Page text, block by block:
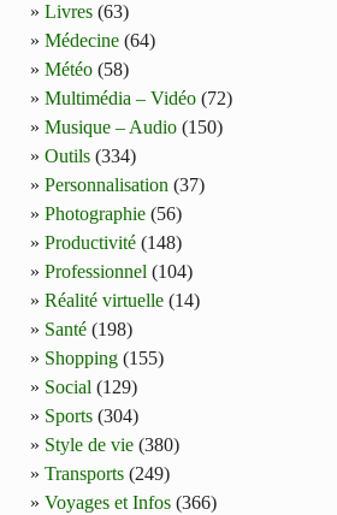
Livres (63)
Médecine (64)
Météo (58)
Multimédia – Vidéo (72)
Musique – Audio (150)
Outils (334)
Personnalisation (37)
Photographie (56)
Productivité (148)
Professionnel (104)
Réalité virtuelle (14)
Santé (198)
Shopping (155)
Social (129)
Sports (304)
Style de vie (380)
Transports (249)
Voyages et Infos (366)